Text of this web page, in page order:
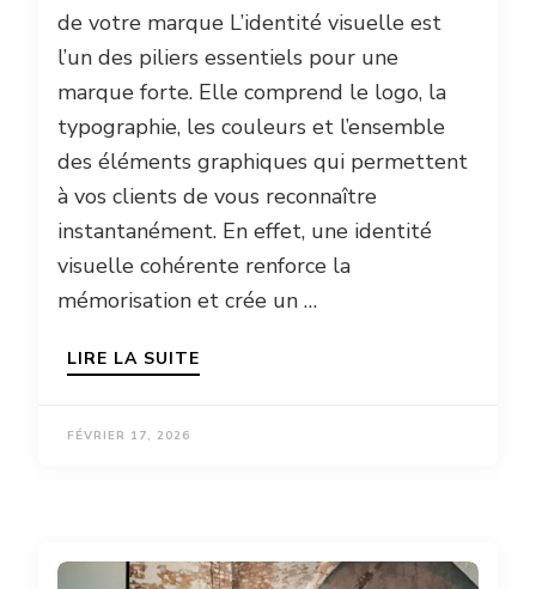
de votre marque L’identité visuelle est
l’un des piliers essentiels pour une
marque forte. Elle comprend le logo, la
typographie, les couleurs et l’ensemble
des éléments graphiques qui permettent
à vos clients de vous reconnaître
instantanément. En effet, une identité
visuelle cohérente renforce la
mémorisation et crée un …
LIRE LA SUITE
FÉVRIER 17, 2026